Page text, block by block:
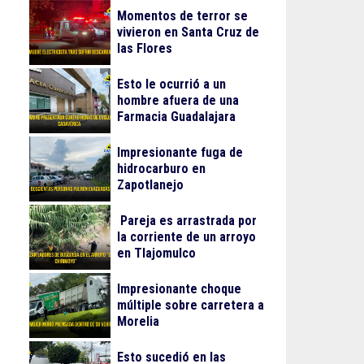
Momentos de terror se
vivieron en Santa Cruz de
las Flores
Esto le ocurrió a un
hombre afuera de una
Farmacia Guadalajara
Impresionante fuga de
hidrocarburo en
Zapotlanejo
Pareja es arrastrada por
la corriente de un arroyo
en Tlajomulco
Impresionante choque
múltiple sobre carretera a
Morelia
Esto sucedió en las